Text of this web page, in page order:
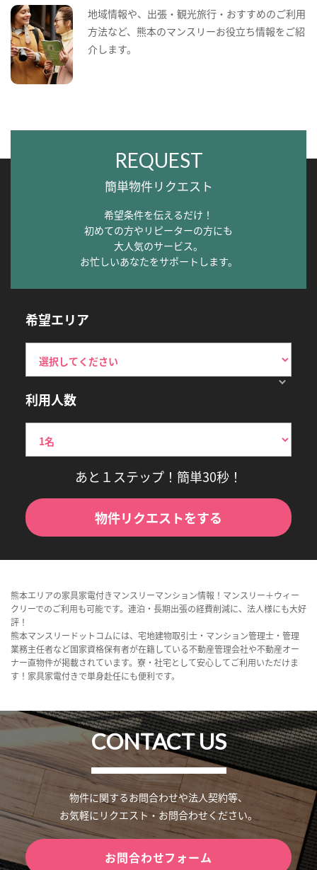
地域情報や、出張・観光旅行・おすすめのご利用
方法など、熊本のマンスリーお役立ち情報をご紹
介します。
REQUEST
簡単物件リクエスト
希望条件を伝えるだけ！
初めての方やリピーターの方にも
大人気のサービス。
お忙しいあなたをサポートします。
希望エリア
利用人数
あと１ステップ！簡単30秒！
物件リクエストをする
熊本エリアの家具家電付きマンスリーマンション情報！マンスリー＋ウィー
クリーでのご利用も可能です。連泊・長期出張の経費削減に、法人様にも大好
評！
熊本マンスリードットコムには、宅地建物取引士・マンション管理士・管理
業務主任者など国家資格保有者が在籍している不動産管理会社や不動産オー
ナー直物件が掲載されています。寮・社宅として安心してご利用いただけま
す！家具家電付きで単身赴任にも便利です。
CONTACT US
物件に関するお問合わせや法人契約等、
お気軽にリクエスト・お問合わせください。
お問合わせフォーム